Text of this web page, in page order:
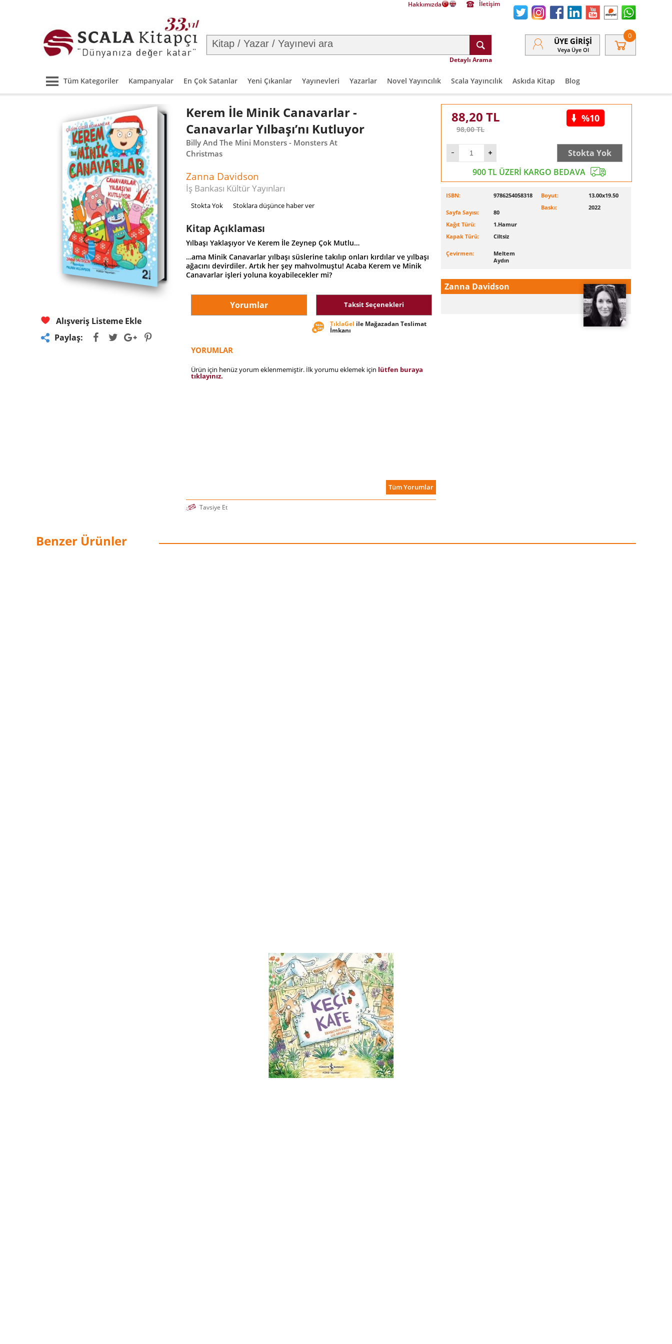
Hakkımızda İletişim
Detaylı Arama
ÜYE GIRIŞI
Veya Üye Ol
0
Tüm Kategoriler Kampanyalar En Çok Satanlar Yeni Çıkanlar Yayınevleri Yazarlar Novel Yayıncılık Scala Yayıncılık Askıda Kitap Blog
Alışveriş Listeme Ekle
Paylaş:
Kerem İle Minik Canavarlar -
Canavarlar Yılbaşı’nı Kutluyor
Billy And The Mini Monsters - Monsters At
Christmas
Zanna Davidson
İş Bankası Kültür Yayınları
Stokta Yok Stoklara düşünce haber ver
Kitap Açıklaması
Yılbaşı Yaklaşıyor Ve Kerem İle Zeynep Çok Mutlu…
…ama Minik Canavarlar yılbaşı süslerine takılıp onları kırdılar ve yılbaşı
ağacını devirdiler. Artık her şey mahvolmuştu! Acaba Kerem ve Minik
Canavarlar işleri yoluna koyabilecekler mi?
Yorumlar Taksit Seçenekleri
TıklaGel ile Mağazadan Teslimat
İmkanı
YORUMLAR
Ürün için henüz yorum eklenmemiştir. İlk yorumu eklemek için lütfen buraya
tıklayınız.
Tüm Yorumlar
Tavsiye Et
88,20 TL
98,00TL
%10
Stokta Yok
900 TL ÜZERİ KARGO BEDAVA
ISBN: 9786254058318
Sayfa Sayısı:
80
Kağıt Türü:
1.Hamur
Kapak Türü:
Ciltsiz
Çevirmen:
Meltem
Aydın
Boyut:
13.00x19.50
Baskı:
2022
Zanna Davidson
Benzer Ürünler